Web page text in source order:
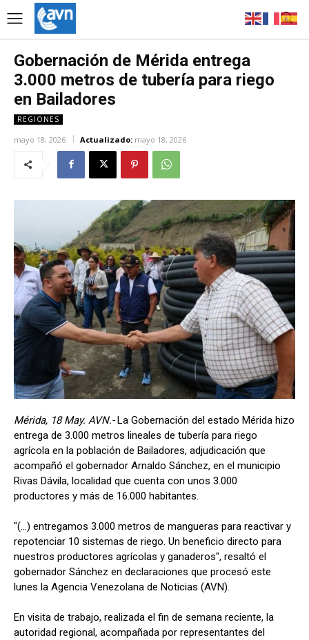
Gobernación de Mérida entrega
3.000 metros de tubería para riego
en Bailadores
REGIONES
mayo 18, 2026 Actualizado: mayo 18, 2026
Mérida, 18 May. AVN.-La Gobernación del estado Mérida hizo
entrega de 3.000 metros lineales de tubería para riego
agrícola en la población de Bailadores, adjudicación que
acompañó el gobernador Arnaldo Sánchez, en el municipio
Rivas Dávila, localidad que cuenta con unos 3.000
productores y más de 16.000 habitantes.
"(...) entregamos 3.000 metros de mangueras para reactivar y
repotenciar 10 sistemas de riego. Un beneficio directo para
nuestros productores agrícolas y ganaderos", resaltó el
gobernador Sánchez en declaraciones que procesó este
lunes la Agencia Venezolana de Noticias (AVN).
En visita de trabajo, realizada el fin de semana reciente, la
autoridad regional, acompañada por representantes del